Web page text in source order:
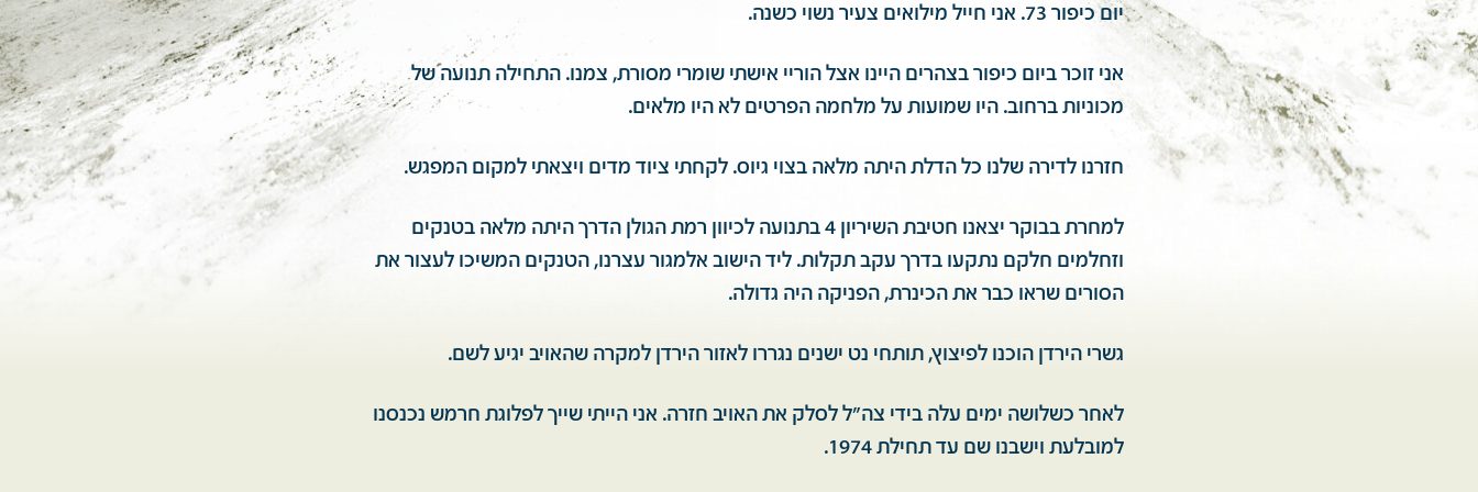
יום כיפור 73. אני חייל מילואים צעיר נשוי כשנה.
אני זוכר ביום כיפור בצהרים היינו אצל הוריי אישתי שומרי מסורת, צמנו. התחילה תנועה של
מכוניות ברחוב. היו שמועות על מלחמה הפרטים לא היו מלאים.
חזרנו לדירה שלנו כל הדלת היתה מלאה בצוי גיוס. לקחתי ציוד מדים ויצאתי למקום המפגש.
למחרת בבוקר יצאנו חטיבת השיריון 4 בתנועה לכיוון רמת הגולן הדרך היתה מלאה בטנקים
וזחלמים חלקם נתקעו בדרך עקב תקלות. ליד הישוב אלמגור עצרנו, הטנקים המשיכו לעצור את
הסורים שראו כבר את הכינרת, הפניקה היה גדולה.
גשרי הירדן הוכנו לפיצוץ, תותחי נט ישנים נגררו לאזור הירדן למקרה שהאויב יגיע לשם.
לאחר כשלושה ימים עלה בידי צה"ל לסלק את האויב חזרה. אני הייתי שייך לפלוגת חרמש נכנסנו
למובלעת וישבנו שם עד תחילת 1974.